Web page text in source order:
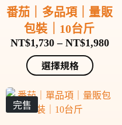
番茄｜多品項｜量販
包裝｜10台斤
NT$1,730 – NT$1,980
選擇規格
完售